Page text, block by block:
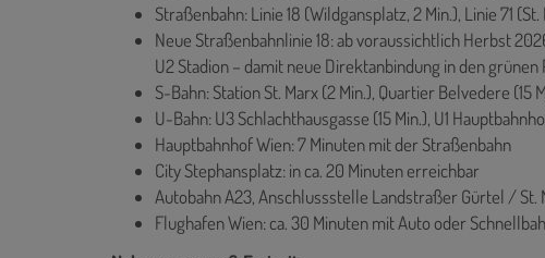
Straßenbahn: Linie 18 (Wildgansplatz, 2 Min.), Linie 71 (St.
Neue Straßenbahnlinie 18: ab voraussichtlich Herbst
U2 Stadion – damit neue Direktanbindung in den grünen
S-Bahn: Station St. Marx (2 Min.), Quartier Belvedere (15
U-Bahn: U3 Schlachthausgasse (15 Min.), U1
Hauptbahnhof Wien: 7 Minuten mit der Straßenbahn
City Stephansplatz: in ca. 20 Minuten erreichbar
Autobahn A23, Anschlussstelle Landstraßer Gürtel / St.
Flughafen Wien: ca. 30 Minuten mit Auto oder